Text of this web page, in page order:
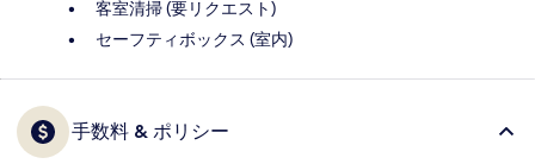
客室清掃 (要リクエスト)
セーフティボックス (室内)
手数料 & ポリシー